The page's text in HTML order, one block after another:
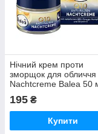
Нічний крем проти
зморщок для обличчя
Nachtcreme Balea 50
195 ₴
Купити